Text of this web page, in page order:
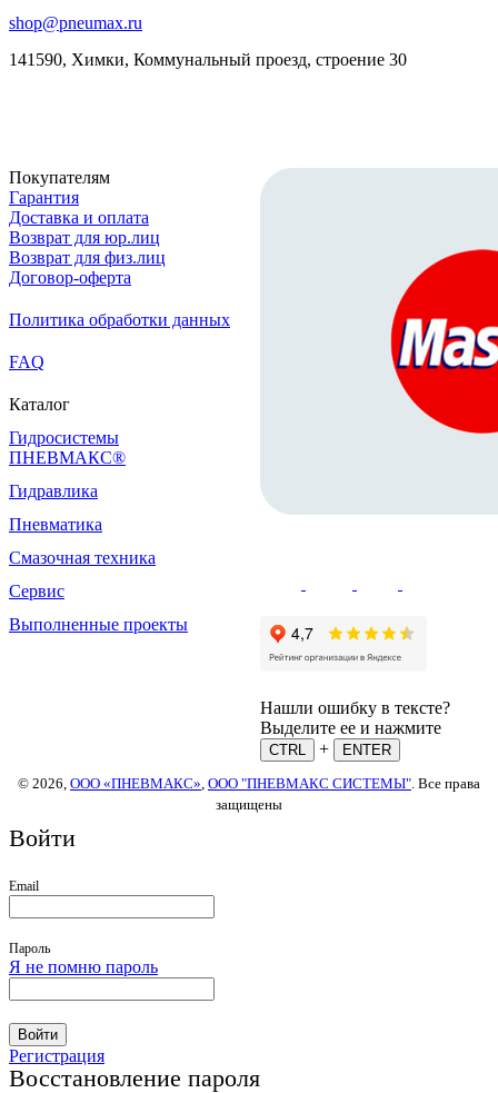
shop@pneumax.ru
141590, Химки, Коммунальный проезд, строение 30
Покупателям
Гарантия
Доставка и оплата
Возврат для юр.лиц
Возврат для физ.лиц
Договор-оферта
Политика обработки данных
FAQ
Каталог
Гидросистемы
ПНЕВМАКС®
Гидравлика
Пневматика
Смазочная техника
Сервис
Выполненные проекты
Нашли ошибку в тексте?
Выделите ее и нажмите
CTRL +
ENTER
© 2026, ООО «ПНЕВМАКС» ООО "ПНЕВМАКС СИСТЕМЫ" . Все права
защищены
Войти
Email
Пароль
Я не помню пароль
Войти
Регистрация
Восстановление пароля